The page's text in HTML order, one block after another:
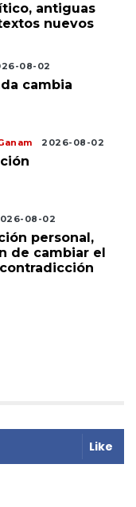
antiguas
nuevos
08-02
cambia
2026-08-02
08-02
personal,
de cambiar el
Like